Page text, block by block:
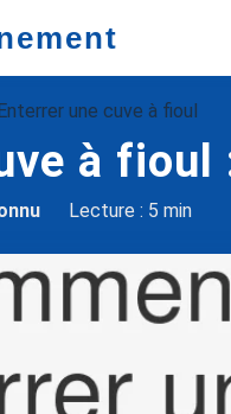
une cuve à fioul
à
Lecture : 5 min